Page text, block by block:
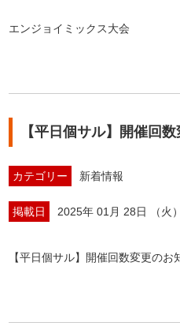
エンジョイミックス大会
【平日個サル】開催回
カテゴリー 新着情報
掲載日 2025年 01月 28日 （火）
【平日個サル】開催回数変更のお